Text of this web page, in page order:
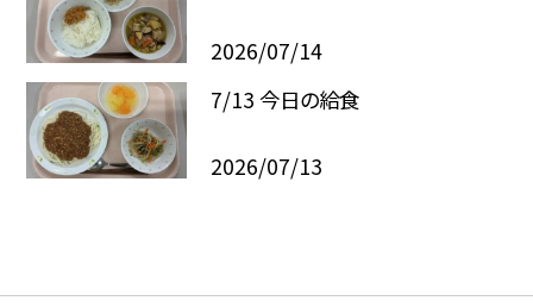
2026/07/14
7/13 今日の給食
2026/07/13